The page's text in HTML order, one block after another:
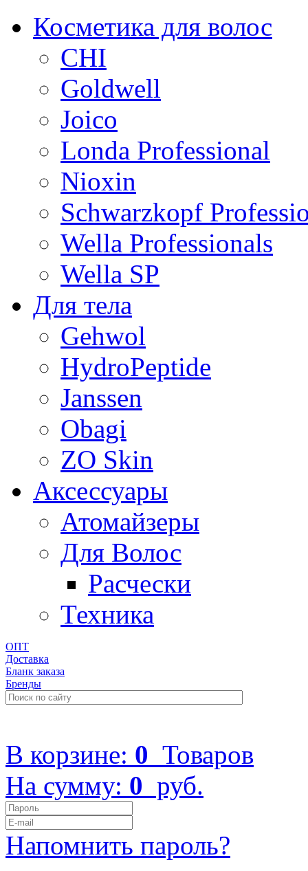
Косметика для волос
CHI
Goldwell
Joico
Londa Professional
Nioxin
Schwarzkopf
Wella Professionals
Wella SP
Для тела
Gehwol
HydroPeptide
Janssen
Obagi
ZO Skin
Aксессуары
Атомайзеры
Для Волос
Расчески
Техника
ОПТ
Доставка
Бланк заказа
Бренды
В корзине: 0 Товаров
На сумму: 0 руб.
Напомнить пароль?